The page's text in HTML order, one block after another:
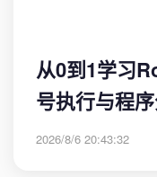
从0到1学习
号执行与程
2026/8/6 20:43:32